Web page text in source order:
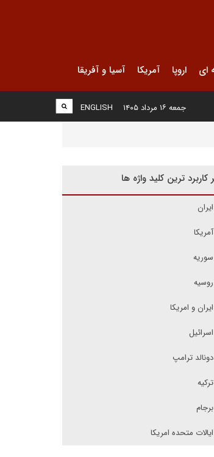
ای اروپا آمریکا آسیا و آفریقا
ENGLISH جمعه ۱۶ مرداد ۱۴۰۵
کاربرد ترین کلید واژه ها
ایران
آمریکا
سوریه
روسیه
ایران و امریکا
اسرائیل
دونالد ترامپ
ترکیه
برجام
ایالات متحده امریکا